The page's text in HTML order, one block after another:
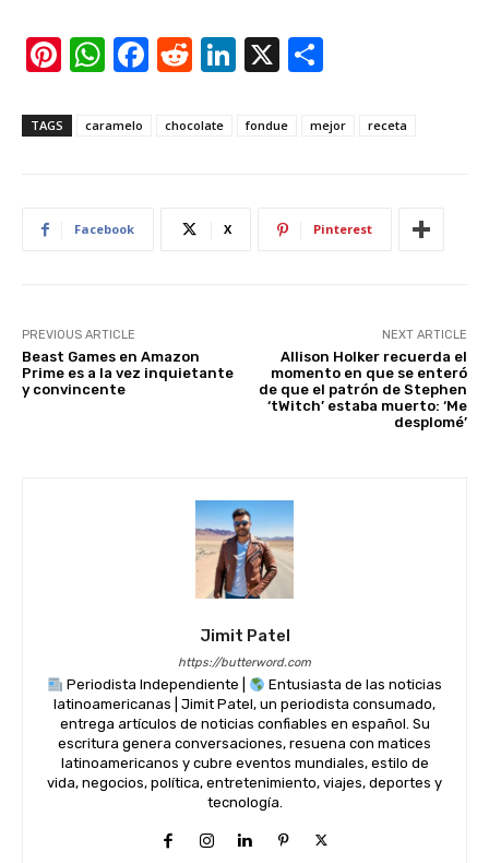
Pi
er
W
at
p
F
c
R
d
Li
k
X
ar
TAGS caramelo chocolate fondue mejor receta
Facebook X Pinterest
PREVIOUS ARTICLE
Beast Games en Amazon
Prime es a la vez inquietante
y convincente
NEXT ARTICLE
Allison Holker recuerda el
momento en que se enteró
de que el patrón de Stephen
‘tWitch’ estaba muerto: ‘Me
desplomé’
Jimit Patel
https://butterword.com
Periodista Independiente |
Entusiasta de las noticias
latinoamericanas | Jimit Patel, un periodista consumado,
entrega artículos de noticias confiables en español. Su
escritura genera conversaciones, resuena con matices
latinoamericanos y cubre eventos mundiales, estilo de
vida, negocios, política, entretenimiento, viajes, deportes y
tecnología.